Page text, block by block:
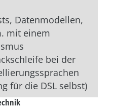
Datenmodellen,
mit einem
bei der
für die DSL selbst)